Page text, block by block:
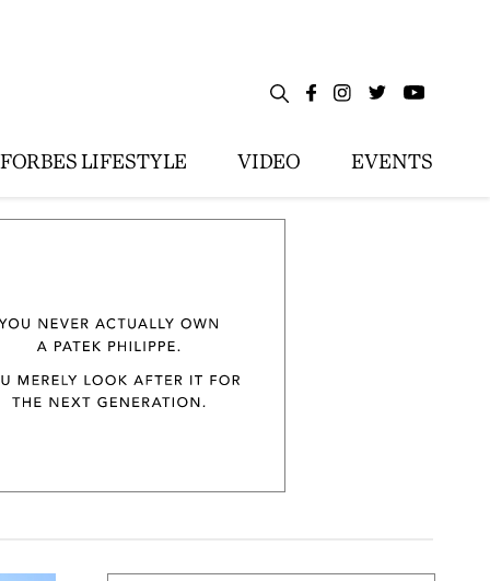
FORBES LIFESTYLE VIDEO EVENTS